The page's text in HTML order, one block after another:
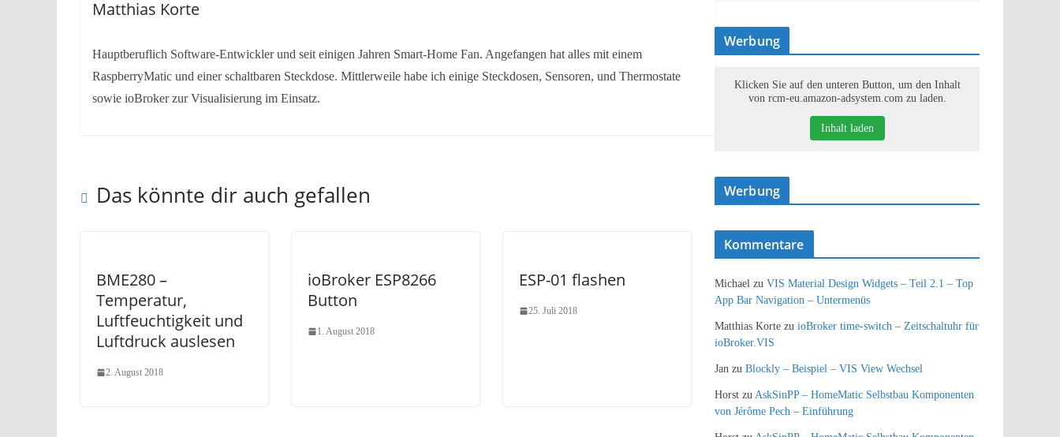
Matthias Korte
Hauptberuflich Software-Entwickler und seit einigen Jahren Smart-Home Fan. Angefangen hat alles mit einem
RaspberryMatic und einer schaltbaren Steckdose. Mittlerweile habe ich einige Steckdosen, Sensoren, und Thermostate
sowie ioBroker zur Visualisierung im Einsatz.
Das könnte dir auch gefallen
BME280 –
Temperatur,
Luftfeuchtigkeit und
Luftdruck auslesen
2. August 2018
ioBroker ESP8266
Button
1. August 2018
ESP-01 flashen
25. Juli 2018
Werbung
Klicken Sie auf den unteren Button, um den Inhalt
von rcm-eu.amazon-adsystem.com zu laden.
Inhalt laden
Werbung
Kommentare
Michael zu VIS Material Design Widgets – Teil 2.1 – Top
App Bar Navigation – Untermenüs
Matthias Korte zu ioBroker time-switch – Zeitschaltuhr für
ioBroker.VIS
Jan zu Blockly – Beispiel – VIS View Wechsel
Horst zu AskSinPP – HomeMatic Selbstbau Komponenten
von Jérôme Pech – Einführung